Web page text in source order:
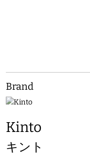
Brand
Kinto
キント